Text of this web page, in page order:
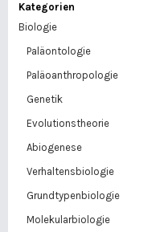
Kategorien
Biologie
Paläontologie
Paläoanthropologie
Genetik
Evolutionstheorie
Abiogenese
Verhaltensbiologie
Grundtypenbiologie
Molekularbiologie